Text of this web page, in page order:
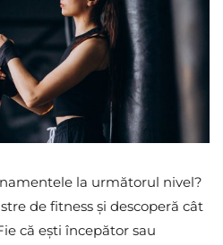
la următorul nivel?
de fitness și descoperă cât
că ești începător sau